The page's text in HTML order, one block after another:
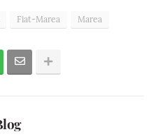
Fiat-Marea Marea